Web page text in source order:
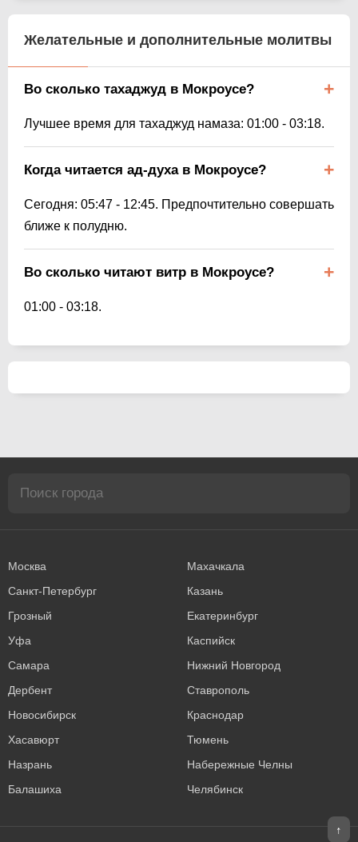
Желательные и дополнительные молитвы
Во сколько тахаджуд в Мокроусе?
Лучшее время для тахаджуд намаза: 01:00 - 03:18.
Когда читается ад-духа в Мокроусе?
Сегодня: 05:47 - 12:45. Предпочтительно совершать
ближе к полудню.
Во сколько читают витр в Мокроусе?
01:00 - 03:18.
Москва
Махачкала
Санкт-Петербург
Казань
Грозный
Екатеринбург
Уфа
Каспийск
Самара
Нижний Новгород
Дербент
Ставрополь
Новосибирск
Краснодар
Хасавюрт
Тюмень
Назрань
Набережные Челны
Балашиха
Челябинск
↑